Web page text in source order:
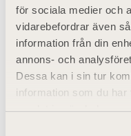
för sociala medier och
vidarebefordrar även
information från din
annons- och
Dessa kan i sin tur
information som du har